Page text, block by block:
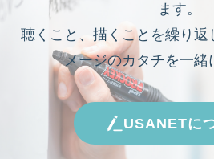
ます。
聴くこと、描くことを繰り返
メージのカタチを一緒
USANETに